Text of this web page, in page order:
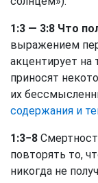
1:3 — 3:8 Что
выражением
акцентирует на
приносят
их
содержания и
1:3−8
повторять то,
никогда не